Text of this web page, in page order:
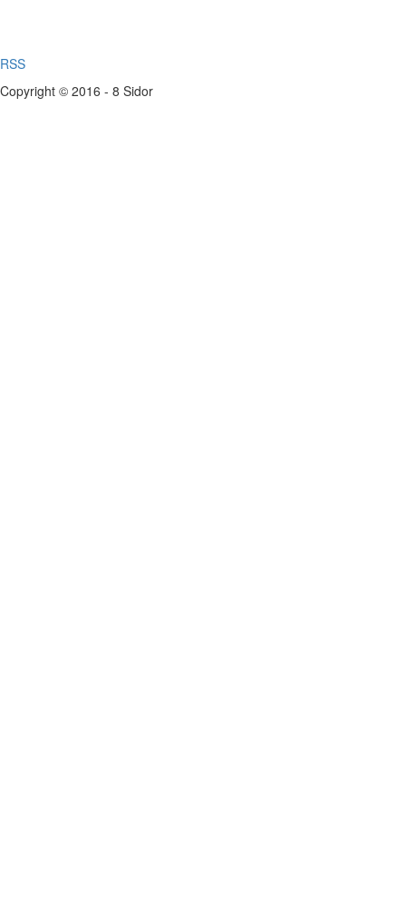
RSS
Copyright © 2016 - 8 Sidor